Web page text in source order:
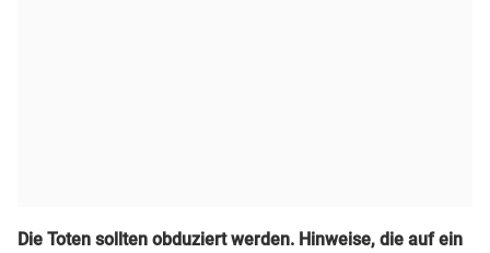
Die Toten sollten obduziert werden. Hinweise, die auf ein